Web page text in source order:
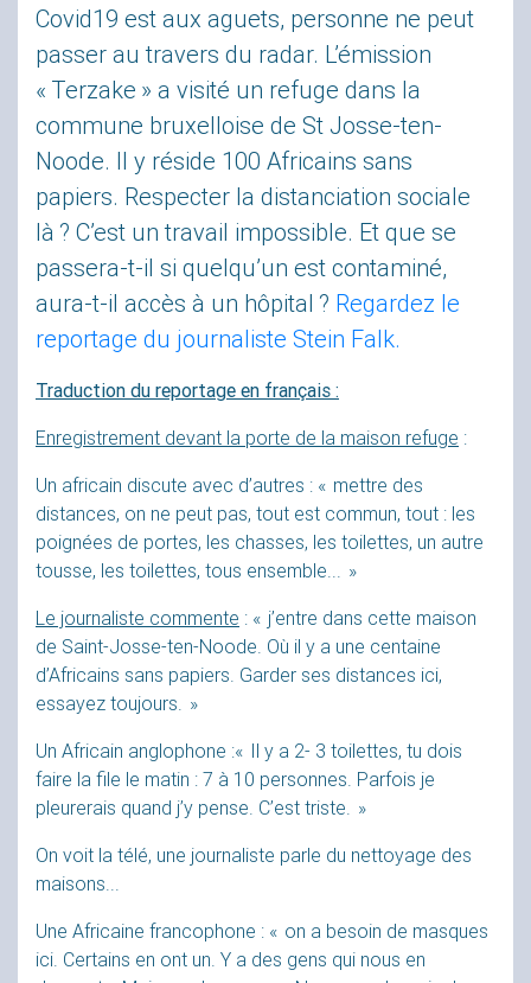
Covid19 est aux aguets, personne ne peut
passer au travers du radar. L’émission
« Terzake » a visité un refuge dans la
commune bruxelloise de St Josse-ten-
Noode. Il y réside 100 Africains sans
papiers. Respecter la distanciation sociale
là ? C’est un travail impossible. Et que se
passera-t-il si quelqu’un est contaminé,
aura-t-il accès à un hôpital ? Regardez le
reportage du journaliste Stein Falk.
Traduction du reportage en français :
Enregistrement devant la porte de la maison refuge :
Un africain discute avec d’autres : « mettre des
distances, on ne peut pas, tout est commun, tout : les
poignées de portes, les chasses, les toilettes, un autre
tousse, les toilettes, tous ensemble... »
Le journaliste commente : « j’entre dans cette maison
de Saint-Josse-ten-Noode. Où il y a une centaine
d’Africains sans papiers. Garder ses distances ici,
essayez toujours. »
Un Africain anglophone :« Il y a 2- 3 toilettes, tu dois
faire la file le matin : 7 à 10 personnes. Parfois je
pleurerais quand j’y pense. C’est triste. »
On voit la télé, une journaliste parle du nettoyage des
maisons...
Une Africaine francophone : « on a besoin de masques
ici. Certains en ont un. Y a des gens qui nous en